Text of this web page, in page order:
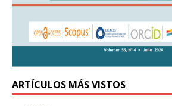
ARTÍCULOS MÁS VISTOS